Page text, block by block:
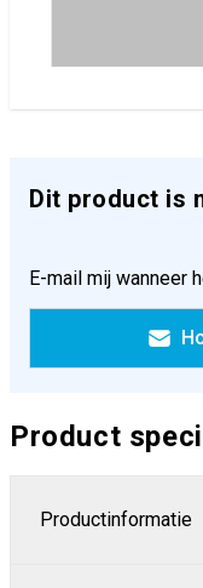
Dit product is
E-mail mij wanneer
Product
Productinformatie